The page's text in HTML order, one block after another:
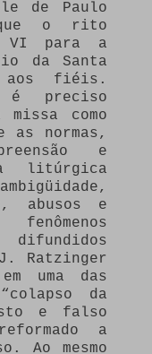
de Paulo
o rito
VI para a
da Santa
aos fiéis.
é preciso
como
as normas,
e
litúrgica
abusos e
difundidos
Ratzinger
uma das
da
e falso
a
Ao mesmo